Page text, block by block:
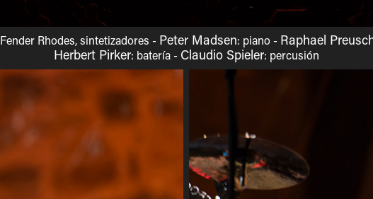
Fender Rhodes, sintetizadores - Peter Madsen: piano - Raphael
Herbert Pirker: batería - Claudio Spieler: percusión​​​​​​​